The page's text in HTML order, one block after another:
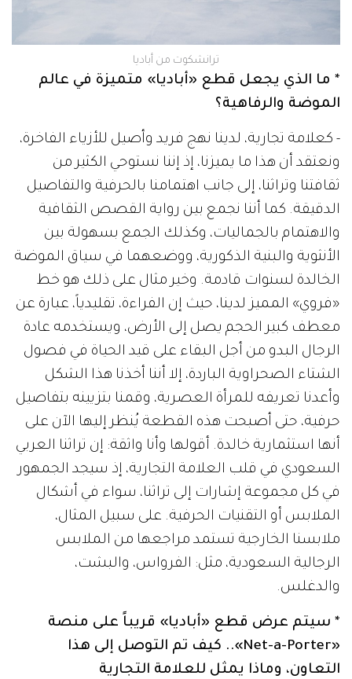
ترانشكوت من أباديا
* ما الذي يجعل قطع «أباديا» متميزة في عالم
الموضة والرفاهية؟
- كعلامة تجارية، لدينا نهج فريد وأصيل للأزياء الفاخرة،
ونعتقد أن هذا ما يميزنا، إذ إننا نستوحي الكثير من
ثقافتنا وتراثنا، إلى جانب اهتمامنا بالحرفية والتفاصيل
الدقيقة. كما أننا نجمع بين رواية القصص الثقافية
والاهتمام بالجماليات، وكذلك الجمع بسهولة بين
الأنثوية والبنية الذكورية، ووضعهما في سياق الموضة
الخالدة لسنوات قادمة. وخير مثال على ذلك هو خط
«فروي» المميز لدينا، حيث إن الفراءة، تقليدياً، عبارة عن
معطف كبير الحجم يصل إلى الأرض، ويستخدمه عادة
الرجال البدو من أجل البقاء على قيد الحياة في فصول
الشتاء الصحراوية الباردة، إلا أننا أخذنا هذا الشكل
وأعدنا تعريفه للمرأة العصرية، وقمنا بتزيينه بتفاصيل
حرفية، حتى أصبحت هذه القطعة يُنظر إليها الآن على
أنها استثمارية خالدة. أقولها وأنا واثقة: إن تراثنا العربي
السعودي في قلب العلامة التجارية، إذ سيجد الجمهور
في كل مجموعة إشارات إلى تراثنا، سواء في أشكال
الملابس أو التقنيات الحرفية. على سبيل المثال،
ملابسنا الخارجية تستمد مراجعها من الملابس
الرجالية السعودية، مثل: الفرواس، والبشت،
والدغلس.
* سيتم عرض قطع «أباديا» قريباً على منصة
«Net-a-Porter».. كيف تم التوصل إلى هذا
التعاون، وماذا يمثل للعلامة التجارية